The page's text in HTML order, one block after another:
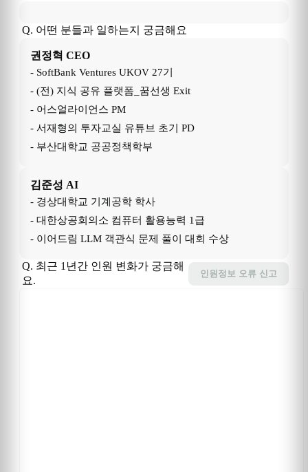
Q. 어떤 분들과 일하는지 궁금해요
권정혁 CEO
- SoftBank Ventures UKOV 27기
- (전) 지식 공유 플랫폼_꿈선생 Exit
- 어스얼라이언스 PM
- 서재형의 투자교실 유튜브 초기 PD
- 부산대학교 공공정책학부
김준성 AI
- 경상대학교 기계공학 학사
- 대한상공회의소 컴퓨터 활용능력 1급
- 이어드림 LLM 객관식 문제 풀이 대회 수상
Q. 최근 1년간 인원 변화가 궁금해
요.
인원정보 오류 신고